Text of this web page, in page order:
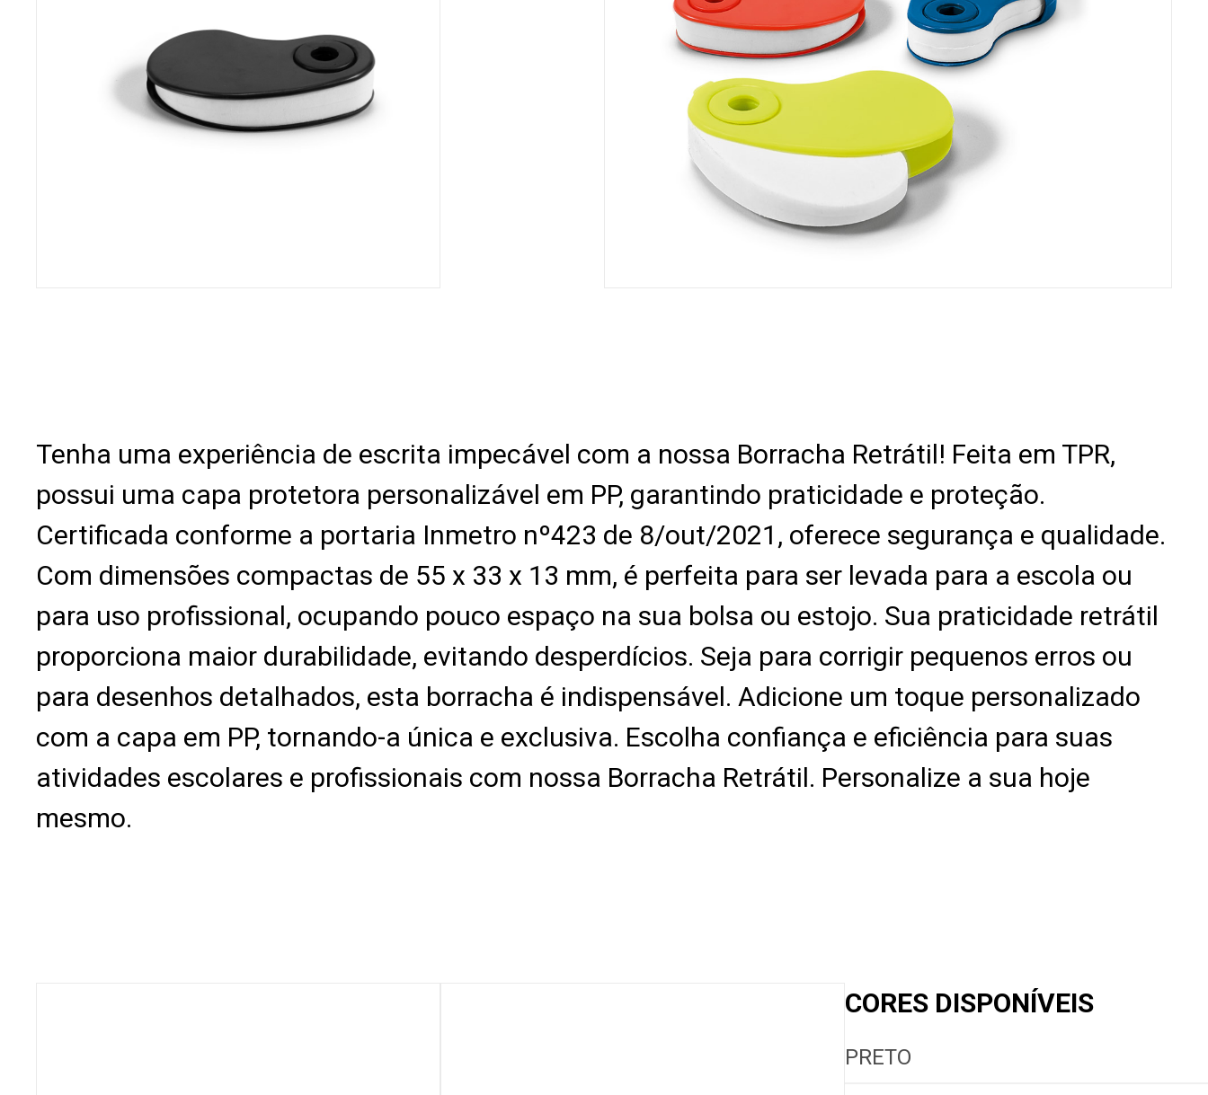
Tenha uma experiência de escrita impecável com a nossa Borracha Retrátil! Feita em TPR,
possui uma capa protetora personalizável em PP, garantindo praticidade e proteção.
Certificada conforme a portaria Inmetro nº423 de 8/out/2021, oferece segurança e qualidade.
Com dimensões compactas de 55 x 33 x 13 mm, é perfeita para ser levada para a escola ou
para uso profissional, ocupando pouco espaço na sua bolsa ou estojo. Sua praticidade retrátil
proporciona maior durabilidade, evitando desperdícios. Seja para corrigir pequenos erros ou
para desenhos detalhados, esta borracha é indispensável. Adicione um toque personalizado
com a capa em PP, tornando-a única e exclusiva. Escolha confiança e eficiência para suas
atividades escolares e profissionais com nossa Borracha Retrátil. Personalize a sua hoje
mesmo.
CORES DISPONÍVEIS
PRETO